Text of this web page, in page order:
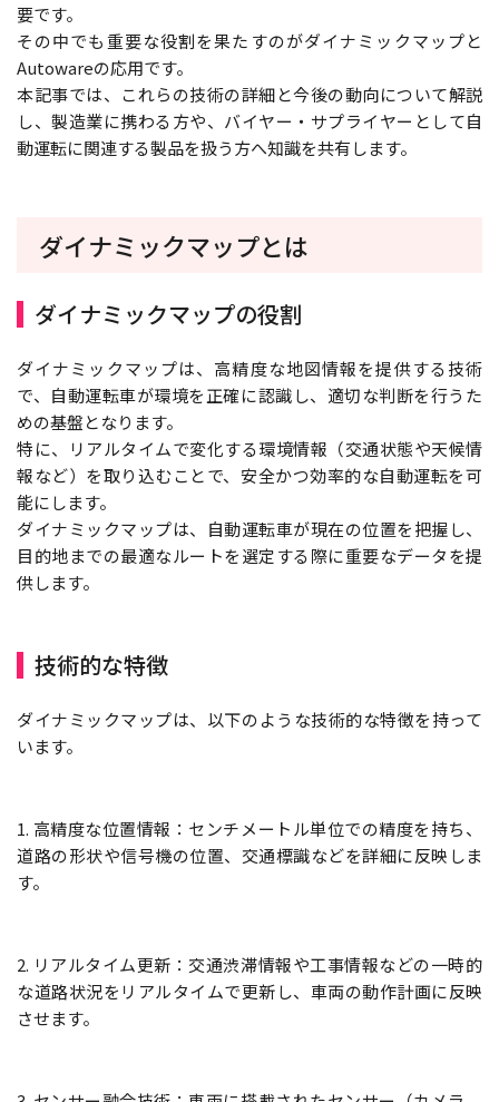
要です。
その中でも重要な役割を果たすのがダイナミックマップと
Autowareの応用です。
本記事では、これらの技術の詳細と今後の動向について解説
し、製造業に携わる方や、バイヤー・サプライヤーとして自
動運転に関連する製品を扱う方へ知識を共有します。
ダイナミックマップとは
ダイナミックマップの役割
ダイナミックマップは、高精度な地図情報を提供する技術
で、自動運転車が環境を正確に認識し、適切な判断を行うた
めの基盤となります。
特に、リアルタイムで変化する環境情報（交通状態や天候情
報など）を取り込むことで、安全かつ効率的な自動運転を可
能にします。
ダイナミックマップは、自動運転車が現在の位置を把握し、
目的地までの最適なルートを選定する際に重要なデータを提
供します。
技術的な特徴
ダイナミックマップは、以下のような技術的な特徴を持って
います。
1. 高精度な位置情報：センチメートル単位での精度を持ち、
道路の形状や信号機の位置、交通標識などを詳細に反映しま
す。
2. リアルタイム更新：交通渋滞情報や工事情報などの一時的
な道路状況をリアルタイムで更新し、車両の動作計画に反映
させます。